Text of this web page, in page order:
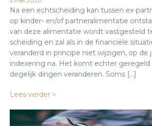
Na een echtscheiding kan tussen ex-
op kinder- en/of partneralimentatie
van deze alimentatie wordt vastgesteld
scheiding en zal als in de financiële
veranderd in principe niet wijzigen, op de
indexering na. Het komt echter geregeld
degelijk dingen veranderen. Soms […]
Lees verder >